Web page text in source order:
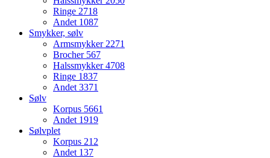
Ringe 2718
Andet 1087
Smykker, sølv
Armsmykker 2271
Brocher 567
Halssmykker4708
Ringe 1837
Andet 3371
Sølv
Korpus 5661
Andet 1919
Sølvplet
Korpus 212
Andet 137